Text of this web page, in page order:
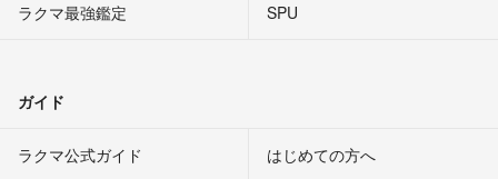
ラクマ最強鑑定
SPU
ガイド
ラクマ公式ガイド はじめての方へ